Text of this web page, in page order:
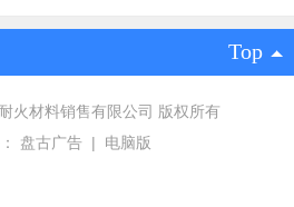
Top
火材料销售有限公司 版权所有
盘古广告 | 电脑版